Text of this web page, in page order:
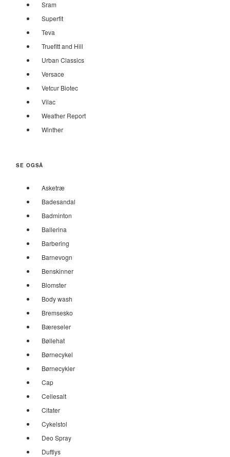
Sram
Superfit
Teva
Truefitt and Hill
Urban Classics
Versace
Vetcur Biotec
Vilac
Weather Report
Winther
SE OGSÅ
Asketræ
Badesandal
Badminton
Ballerina
Barbering
Barnevogn
Benskinner
Blomster
Body wash
Bremsesko
Bæreseler
Bøllehat
Børnecykel
Børnecykler
Cap
Cellesalt
Citater
Cykelstol
Deo Spray
Duftlys